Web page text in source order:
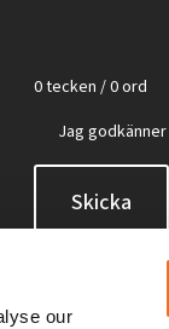
our
0 tecken / 0 ord
Jag godkänner
Skicka